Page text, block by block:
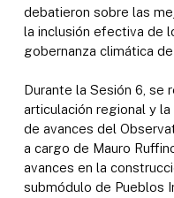
debatieron sobre las
la inclusión efectiva de
gobernanza climática
Durante la Sesión 6, se
articulación regional y
de avances del
a cargo de Mauro
avances en la
submódulo de Pueblos